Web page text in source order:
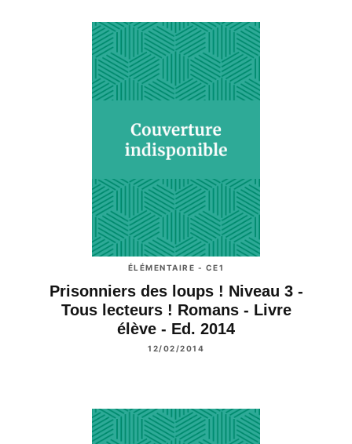
ÉLÉMENTAIRE - CE1
Prisonniers des loups ! Niveau 3 -
Tous lecteurs ! Romans - Livre
élève - Ed. 2014
12/02/2014